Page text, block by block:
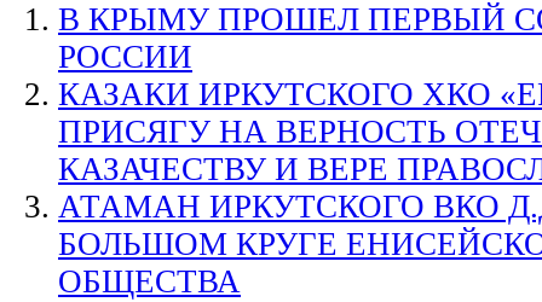
В КРЫМУ ПРОШЕЛ ПЕРВЫЙ
РОССИИ
КАЗАКИ ИРКУТСКОГО ХКО
ПРИСЯГУ НА ВЕРНОСТЬ
КАЗАЧЕСТВУ И ВЕРЕ
АТАМАН ИРКУТСКОГО ВКО
БОЛЬШОМ КРУГЕ
ОБЩЕСТВА